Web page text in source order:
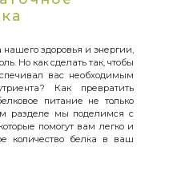
нашего здоровья и энергии,
Но как сделать так, чтобы
вас необходимым
Как превратить
питание не только
разделе мы поделимся с
помогут вам легко и
количество белка в ваш